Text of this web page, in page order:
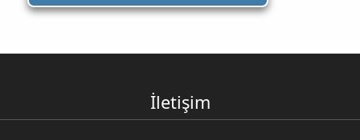
İletişim